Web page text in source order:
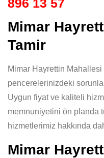
896 13 57
Mimar
Tamir
Mimar Hayrettin
pencerelerinizdeki
Uygun fiyat ve kaliteli
memnuniyetini ön planda
hizmetlerimiz hakkında
Mimar